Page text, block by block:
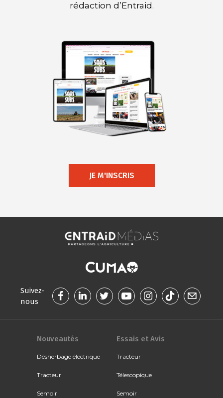
rédaction d’Entraid.
JE M'INSCRIS
Suivez-
nous
Nouveautés
Désherbage électrique
Tracteur
Semoir
Essais et Avis
Tracteur
Télescopique
Semoir